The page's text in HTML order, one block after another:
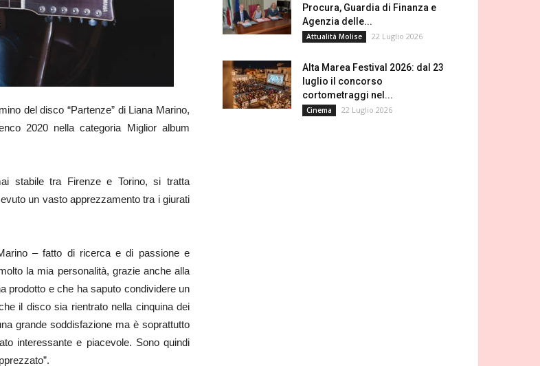
del disco “Partenze” di Liana Marino,
2020 nella categoria Miglior album
stabile tra Firenze e Torino, si tratta
un vasto apprezzamento tra i giurati
– fatto di ricerca e di passione e
la mia personalità, grazie anche alla
prodotto e che ha saputo condividere un
il disco sia rientrato nella cinquina dei
grande soddisfazione ma è soprattutto
interessante e piacevole. Sono quindi
Procura, Guardia di Finanza e
Agenzia delle...
Attualità Molise 22 Luglio 2026
Alta Marea Festival 2026: dal 23
luglio il concorso
cortometraggi nel...
Cinema 22 Luglio 2026